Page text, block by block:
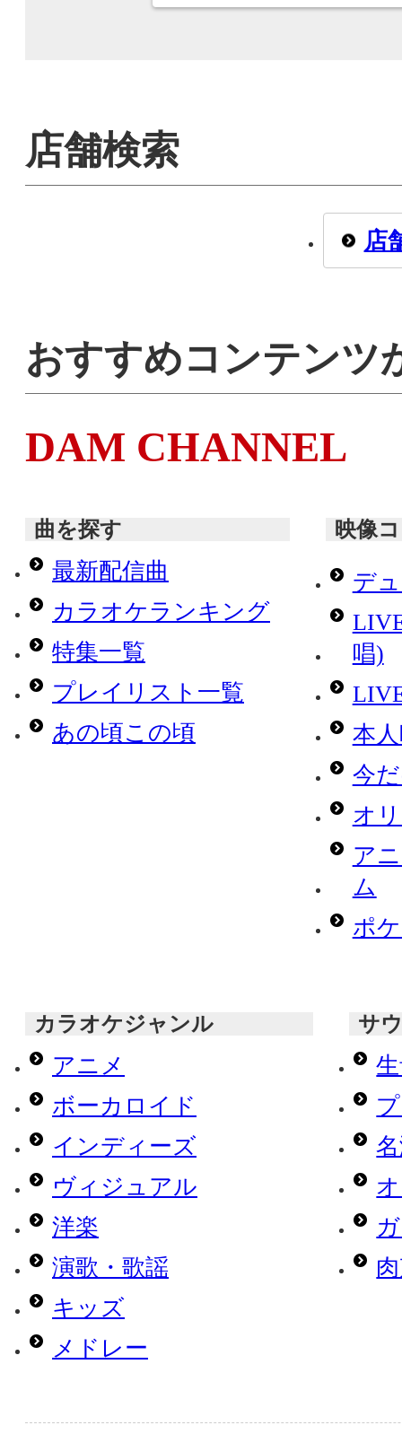
店舗検索
店
おすすめコンテンツ
DAM CHANNEL
曲を探す
最新配信曲
カラオケランキング
特集一覧
プレイリスト一覧
あの頃この頃
映像
デ
唱)
本
今
オ
ア
ム
ポ
カラオケジャンル
アニメ
ボーカロイド
インディーズ
ヴィジュアル
洋楽
演歌・歌謡
キッズ
メドレー
サ